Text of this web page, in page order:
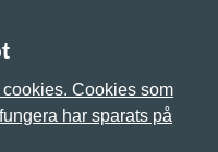
Cookies som
har sparats på